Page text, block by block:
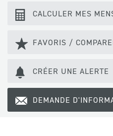
CALCULER MES
FAVORIS /
CRÉER UNE ALERTE
DEMANDE